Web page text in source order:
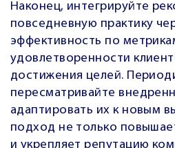
Наконец, интегрируйте
повседневную практику
эффективность по
удовлетворенности
достижения целей.
пересматривайте
адаптировать их к новым
подход не только
и укрепляет репутацию